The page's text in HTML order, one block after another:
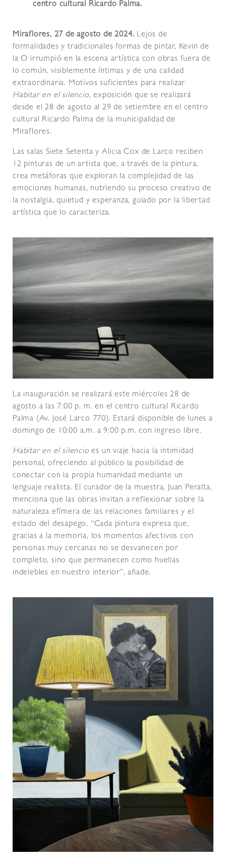
centro cultural Ricardo Palma.
Miraflores, 27 de agosto de 2024. Lejos de
formalidades y tradicionales formas de pintar, Kevin de
la O irrumpió en la escena artística con obras fuera de
lo común, visiblemente íntimas y de una calidad
extraordinaria. Motivos suficientes para realizar
Habitar en el silencio, exposición que se realizará
desde el 28 de agosto al 29 de setiembre en el centro
cultural Ricardo Palma de la municipalidad de
Miraflores.
Las salas Siete Setenta y Alicia Cox de Larco reciben
12 pinturas de un artista que, a través de la pintura,
crea metáforas que exploran la complejidad de las
emociones humanas, nutriendo su proceso creativo de
la nostalgia, quietud y esperanza, guiado por la libertad
artística que lo caracteriza.
La inauguración se realizará este miércoles 28 de
agosto a las 7:00 p. m. en el centro cultural Ricardo
Palma (Av. José Larco 770). Estará disponible de lunes a
domingo de 10:00 a.m. a 9:00 p.m. con ingreso libre.
Habitar en el silencio es un viaje hacia la intimidad
personal, ofreciendo al público la posibilidad de
conectar con la propia humanidad mediante un
lenguaje realista. El curador de la muestra, Juan Peralta,
menciona que las obras invitan a reflexionar sobre la
naturaleza efímera de las relaciones familiares y el
estado del desapego. “Cada pintura expresa que,
gracias a la memoria, los momentos afectivos con
personas muy cercanas no se desvanecen por
completo, sino que permanecen como huellas
indelebles en nuestro interior”, añade.